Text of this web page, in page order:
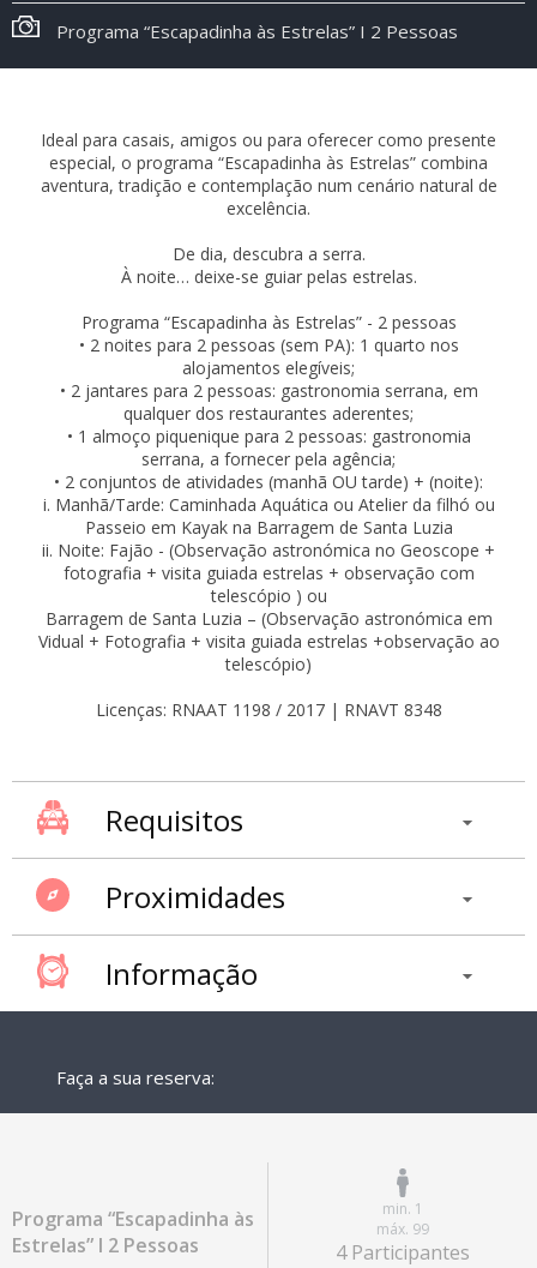
Programa “Escapadinha às Estrelas” I 2 Pessoas
Ideal para casais, amigos ou para oferecer como presente
especial, o programa “Escapadinha às Estrelas” combina
aventura, tradição e contemplação num cenário natural de
excelência.
De dia, descubra a serra.
À noite… deixe-se guiar pelas estrelas.
Programa “Escapadinha às Estrelas” - 2 pessoas
• 2 noites para 2 pessoas (sem PA): 1 quarto nos
alojamentos elegíveis;
• 2 jantares para 2 pessoas: gastronomia serrana, em
qualquer dos restaurantes aderentes;
• 1 almoço piquenique para 2 pessoas: gastronomia
serrana, a fornecer pela agência;
• 2 conjuntos de atividades (manhã OU tarde) + (noite):
i. Manhã/Tarde: Caminhada Aquática ou Atelier da filhó ou
Passeio em Kayak na Barragem de Santa Luzia
ii. Noite: Fajão - (Observação astronómica no Geoscope +
fotografia + visita guiada estrelas + observação com
telescópio ) ou
Barragem de Santa Luzia – (Observação astronómica em
Vidual + Fotografia + visita guiada estrelas +observação ao
telescópio)
Licenças: RNAAT 1198 / 2017 | RNAVT 8348
Requisitos
Proximidades
Informação
Faça a sua reserva:
Programa “Escapadinha às
Estrelas” I 2 Pessoas
min. 1
máx. 99
4 Participantes